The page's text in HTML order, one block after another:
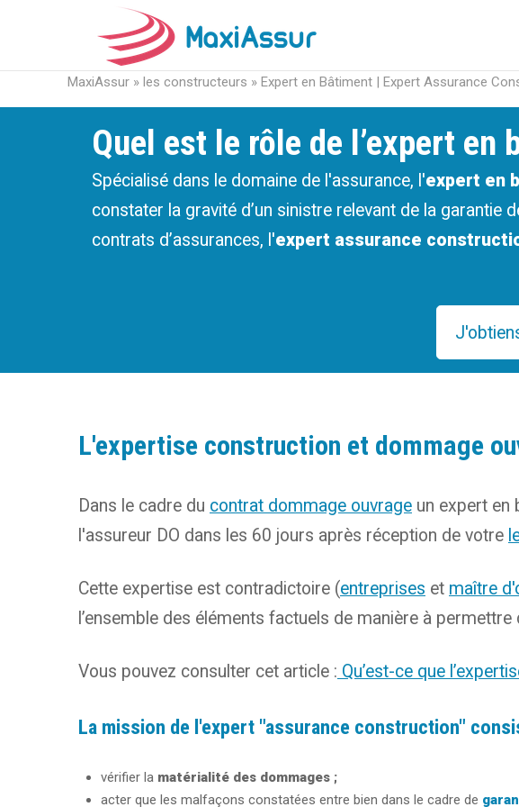
MaxiAssur » les constructeurs » Expert en Bâtiment | Expert Assurance
Quel est le rôle de l’expert en
Spécialisé dans le domaine de l'assurance, l'expert en
constater la gravité d’un sinistre relevant de la
contrats d’assurances, l'expert assurance
L'expertise construction et dommage
Dans le cadre du contrat dommage ouvrage un expert en
l'assureur DO dans les 60 jours après réception de votre
Cette expertise est contradictoire (entreprises et maître
l’ensemble des éléments factuels de manière à
Vous pouvez consulter cet article : Qu’est-ce que
La mission de l'expert "assurance construction"
vérifier la matérialité des dommages ;
acter que les malfaçons constatées entre bien dans le cadre de